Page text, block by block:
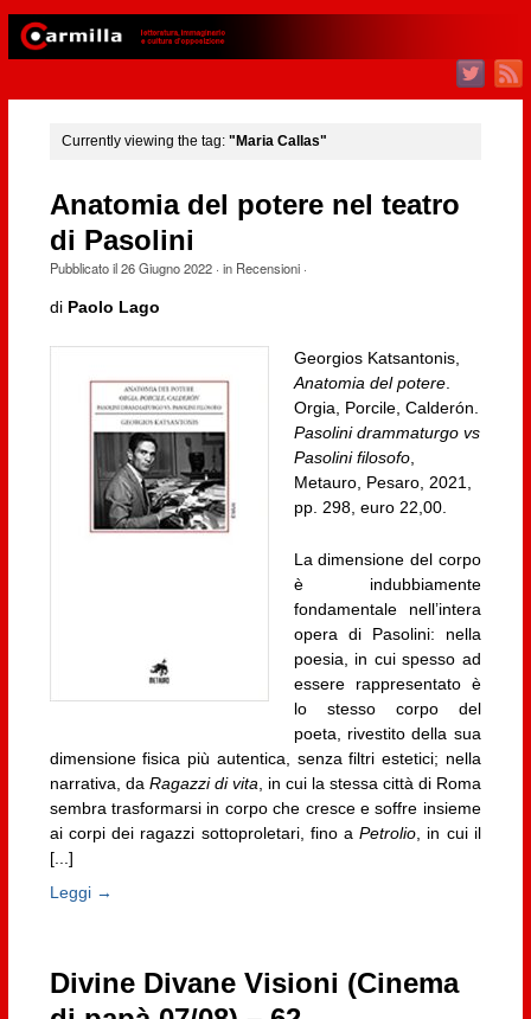
Currently viewing the tag: "Maria Callas"
Anatomia del potere nel teatro
di Pasolini
Pubblicato il26 Giugno 2022· in Recensioni·
di Paolo Lago
Georgios Katsantonis,
Anatomia del potere.
Orgia, Porcile, Calderón.
Pasolini drammaturgo vs
Pasolini filosofo,
Metauro, Pesaro, 2021,
pp. 298, euro 22,00.
La dimensione del corpo
è indubbiamente
fondamentale nell’intera
opera di Pasolini: nella
poesia, in cui spesso ad
essere rappresentato è
lo stesso corpo del
poeta, rivestito della sua
dimensione fisica più autentica, senza filtri estetici; nella
narrativa, da Ragazzi di vita , in cui la stessa città di Roma
sembra trasformarsi in corpo che cresce e soffre insieme
ai corpi dei ragazzi sottoproletari, fino aPetrolio , in cui il
[...]
Leggi →
Divine Divane Visioni (Cinema